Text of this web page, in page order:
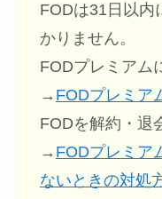
FODは31日以内
かりません。
FODプレミアム
→ FODプレミア
FODを解約・退
→ FODプレミア
ないときの対処